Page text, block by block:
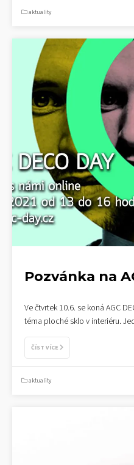
aktuality
Pozvánka na
Ve čtvrtek 10.6. se koná AGC
téma ploché sklo v interiéru.
ČÍST VÍCE
aktuality